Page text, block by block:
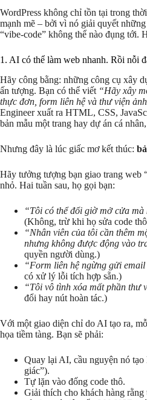
WordPress không chỉ tồn tại trong
mạnh mẽ – bởi vì nó giải quyết
“vibe-code” không thể nào đụng tới.
1. AI có thể làm web nhanh. Rồi nỗi
Hãy công bằng: những công cụ xây
ấn tượng. Bạn có thể viết “Hãy xây
thực đơn, form liên hệ và thư viện
Engineer xuất ra HTML, CSS,
bản mẫu một trang hay dự án cá
Nhưng đây là lúc giấc mơ kết thúc:
Hãy tưởng tượng bạn giao trang web
nhỏ. Hai tuần sau, họ gọi bạn:
“Tôi có thể đổi giờ mở cửa
(Không, trừ khi họ sửa code
“Nhân viên của tôi cần thêm
nhưng không được động vào
quyền người dùng.)
“Form liên hệ ngừng gửi
có xử lý lỗi tích hợp sẵn.)
“Tôi vô tình xóa mất phần thư
đổi hay nút hoàn tác.)
Với một giao diện chỉ do AI tạo ra,
họa tiềm tàng. Bạn sẽ phải:
Quay lại AI, cầu nguyện nó
giác”).
Tự lặn vào đống code thô.
Giải thích cho khách hàng